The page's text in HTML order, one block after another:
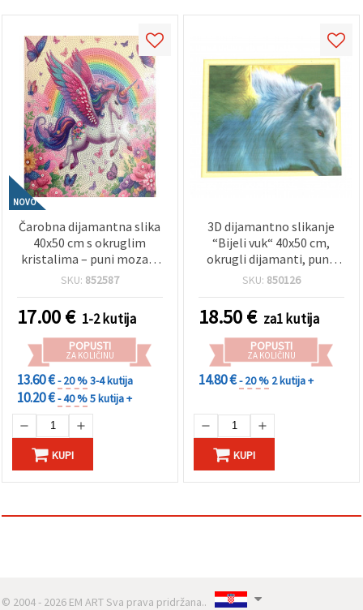
NOVO
Čarobna dijamantna slika
40x50 cm s okruglim
kristalima – puni mozaik
Dugin jednorožac s
XQYX86086
SKU: 852587
17.00€ 1-2 kutija
POPUSTI
ZA KOLIČINU
13.60 €- 20 %3-4 kutija
10.20 €- 40 %5 kutija +
KUPI
3D dijamantno slikanje
“Bijeli vuk“ 40x50 cm,
okrugli dijamanti, puna
površina, s okvirom,
SKU: 850126
18.50€ za1 kutija
POPUSTI
ZA KOLIČINU
14.80 €- 20 % 2 kutija +
KUPI
© 2004 - 2026 EM ART Sva prava pridržana..